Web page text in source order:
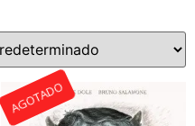
AGOTADO